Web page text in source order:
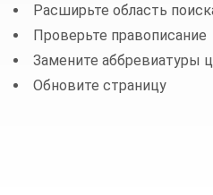
Расширьте область
Проверьте правописание
Замените аббревиатуры
Обновите страницу